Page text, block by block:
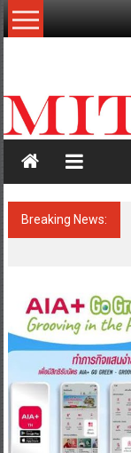
Skip
to
สะท้อน
ลึก
เหลี่ยม
มุม
เศรษฐกิจ-
การเมือง-
Breaking News: